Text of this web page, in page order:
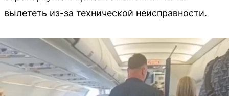
вылететь из-за технической неисправности.